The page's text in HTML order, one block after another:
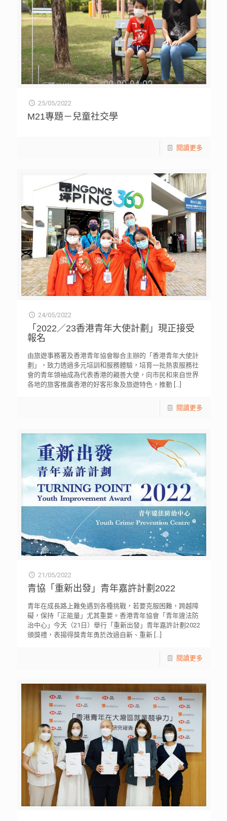
25/05/2022
M21專題－兒童社交學
閱讀更多
24/05/2022
「2022／23香港青年大使計劃」現正接受
報名
由旅遊事務署及香港青年協會聯合主辦的「香港青年大使計
劃」，致力透過多元培訓和服務體驗，培育一批熱衷服務社
會的青年領袖成為代表香港的親善大使，向市民和來自世界
各地的旅客推廣香港的好客形象及旅遊特色，推動[…]
閱讀更多
21/05/2022
青協「重新出發」青年嘉許計劃2022
青年在成長路上難免遇到各種挑戰，若要克服困難，跨越障
礙，保持「正能量」尤其重要。香港青年協會「青年違法防
治中心」今天（21日）舉行「重新出發」青年嘉許計劃2022
頒獎禮，表揚得獎青年勇於改過自新、重新[…]
閱讀更多